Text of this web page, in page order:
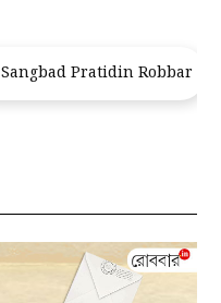
Sangbad Pratidin Robbar